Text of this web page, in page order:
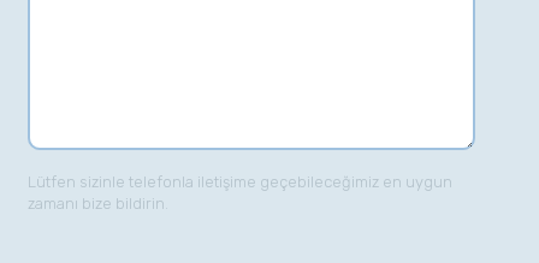
Lütfen sizinle telefonla iletişime geçebileceğimiz en uygun
zamanı bize bildirin.